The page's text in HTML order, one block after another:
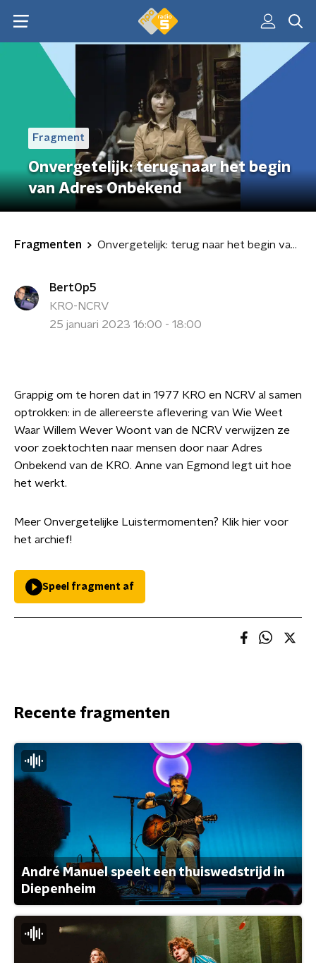
Fragment
Onvergetelijk: terug naar het begin
van Adres Onbekend
Fragmenten Onvergetelijk: terug naar het begin van Adres Onbekend
BertOp5
KRO-NCRV
25 januari 2023 16:00 - 18:00
Grappig om te horen dat in 1977 KRO en NCRV al samen
optrokken: in de allereerste aflevering van Wie Weet
Waar Willem Wever Woont van de NCRV verwijzen ze
voor zoektochten naar mensen door naar Adres
Onbekend van de KRO. Anne van Egmond legt uit hoe
het werkt.
Meer Onvergetelijke Luistermomenten? Klik hier voor
het archief!
Speel fragment af
Recente fragmenten
André Manuel speelt een thuiswedstrijd in
Diepenheim